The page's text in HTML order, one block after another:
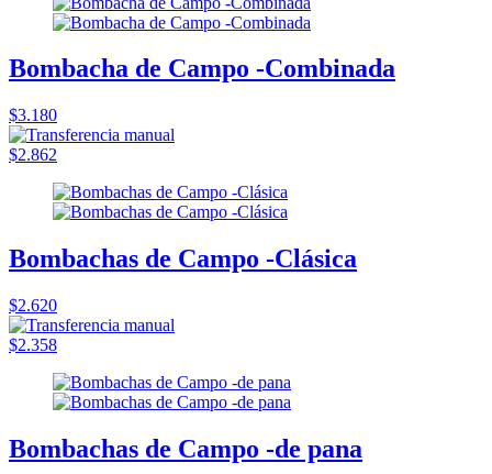
Bombacha de Campo -Combinada
$3.180
$2.862
Bombachas de Campo -Clásica
$2.620
$2.358
Bombachas de Campo -de pana